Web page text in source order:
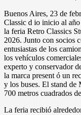
Buenos Aires, 23 de
Classic d io inicio al año
la feria Retro Classics
2026. Junto con socios
entusiastas de los
los vehículos
experto y conservador
la marca present ó un
y los buses. El stand de
700 metros cuadrados
La feria recibió